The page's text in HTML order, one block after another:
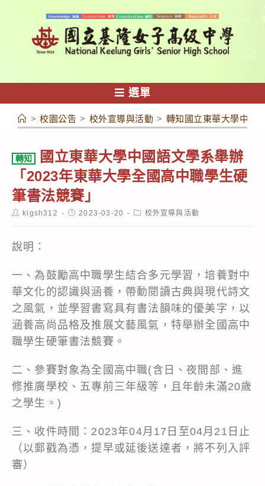
容
選單
> 校園公告 > 校外宣導與活動 > 轉知國立東華大學中國
轉知
國立東華大學中國語文學系舉辦
「2023年東華大學全國高中職學生硬
筆書法競賽」
Postklgsh312
Post2023-03-20
Post校外宣導與活動
說明：
一、為鼓勵高中職學生結合多元學習，培養對中
華文化的認識與涵養，帶動閱讀古典與現代詩文
之風氣，並學習書寫具有書法韻味的優美字，以
涵養高尚品格及推展文藝風氣，特舉辦全國高中
職學生硬筆書法競賽。
二、參賽對象為全國高中職(含日、夜間部、進
修推廣學校、五專前三年級等，且年齡未滿20歲
之學生。)
三、收件時間：2023年04月17日至04月21日止
（以郵戳為憑，提早或延後送達者，將不列入評
審）